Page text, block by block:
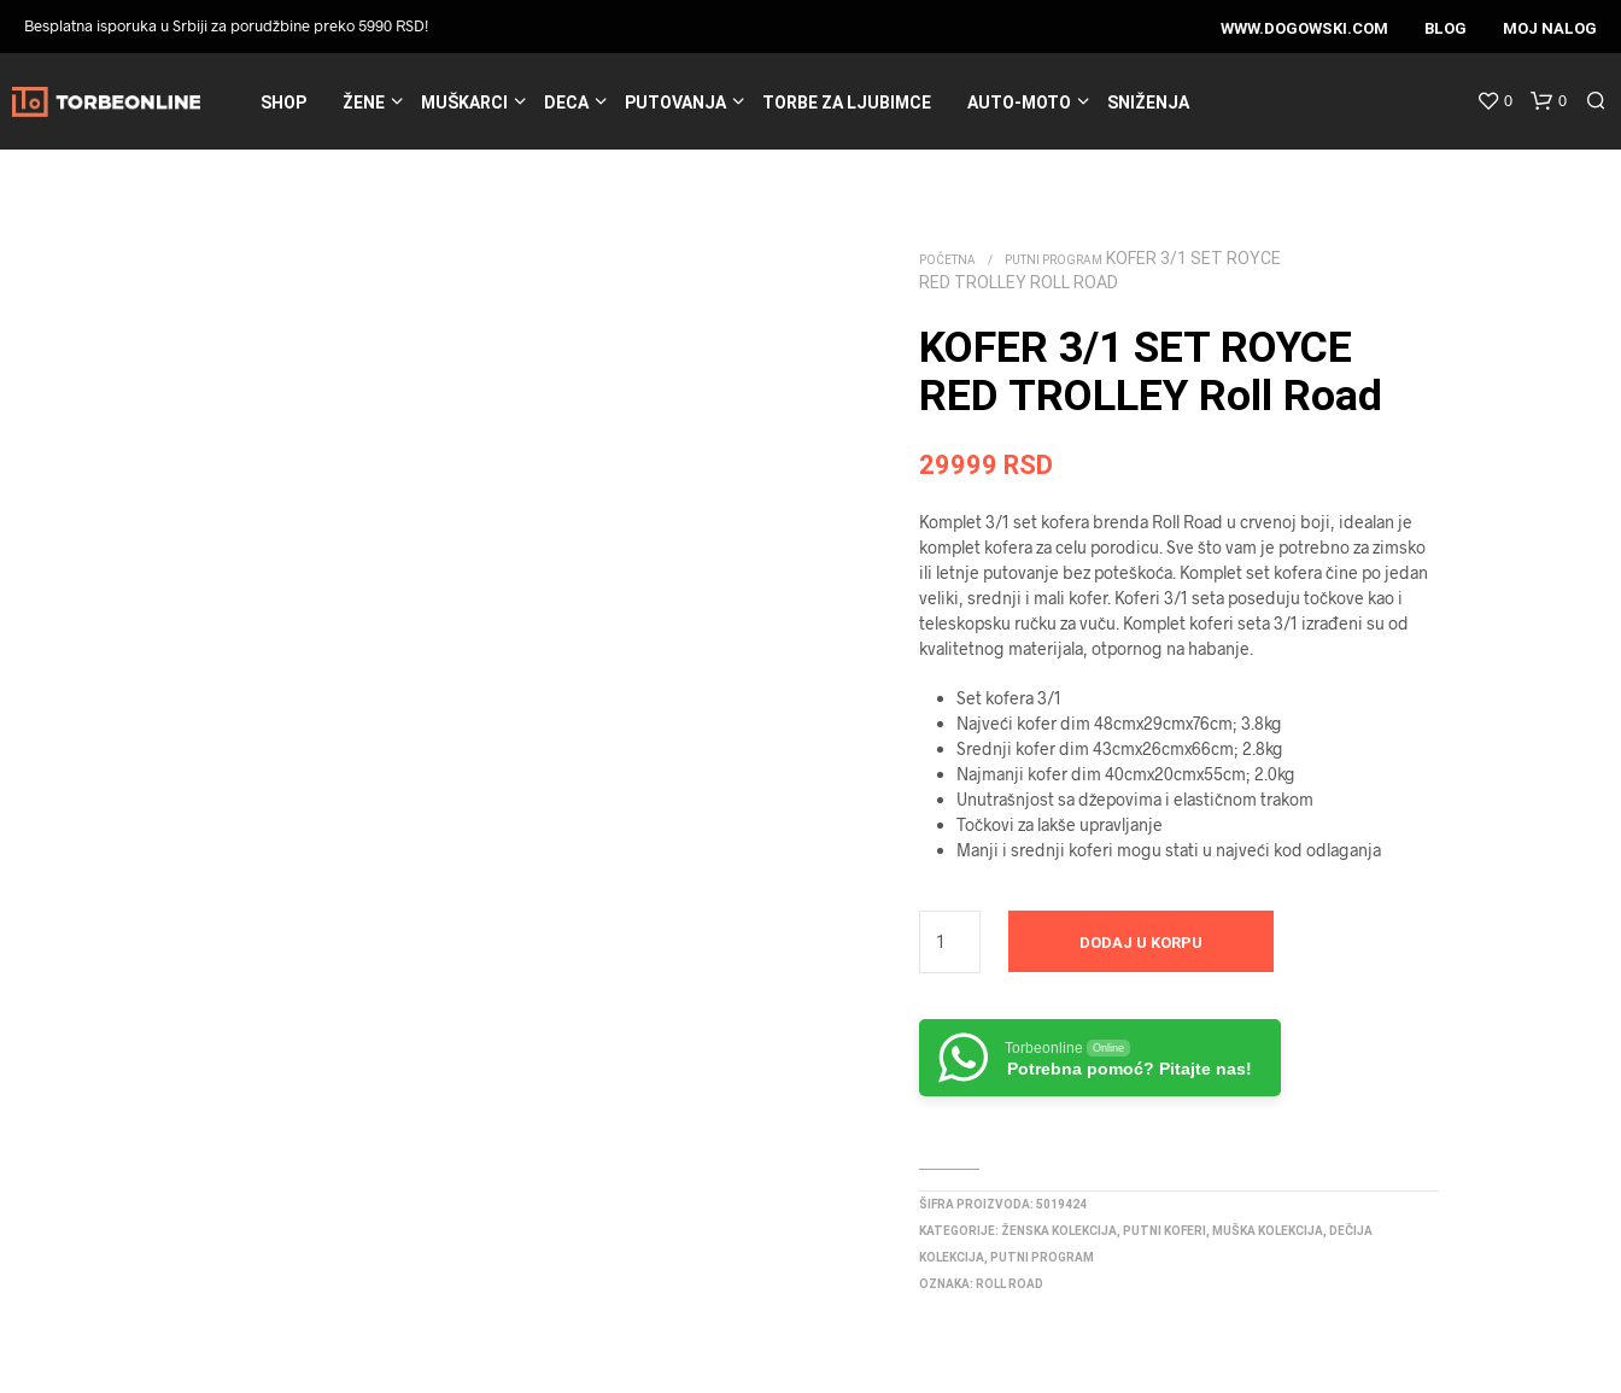
Besplatna isporuka u Srbiji za porudžbine preko 5990 RSD! WWW.DOGOWSKI.COM BLOG MOJ NALOG
SHOP ŽENE MUŠKARCI DECA PUTOVANJA TORBE ZA LJUBIMCE AUTO-MOTO SNIŽENJA 0 0
POČETNA / PUTNI PROGRAM
KOFER 3/1 SET ROYCE
RED TROLLEY ROLL ROAD
KOFER 3/1 SET ROYCE
RED TROLLEY Roll Road
29999 RSD
Komplet 3/1 set kofera brenda Roll Road u crvenoj boji, idealan je
komplet kofera za celu porodicu. Sve što vam je potrebno za zimsko
ili letnje putovanje bez poteškoća. Komplet set kofera čine po jedan
veliki, srednji i mali kofer. Koferi 3/1 seta poseduju točkove kao i
teleskopsku ručku za vuču. Komplet koferi seta 3/1 izrađeni su od
kvalitetnog materijala, otpornog na habanje.
Set kofera 3/1
Najveći kofer dim 48cmx29cmx76cm; 3.8kg
Srednji kofer dim 43cmx26cmx66cm; 2.8kg
Najmanji kofer dim 40cmx20cmx55cm; 2.0kg
Unutrašnjost sa džepovima i elastičnom trakom
Točkovi za lakše upravljanje
Manji i srednji koferi mogu stati u najveći kod odlaganja
DODAJ U KORPU
Torbeonline Online
Potrebna pomoć? Pitajte nas!
ŠIFRA PROIZVODA:5019424
KATEGORIJE: ŽENSKA KOLEKCIJA PUTNI KOFERI MUŠKA KOLEKCIJA
DEČIJA
KOLEKCIJA
PUTNI PROGRAM
OZNAKA: ROLL ROAD